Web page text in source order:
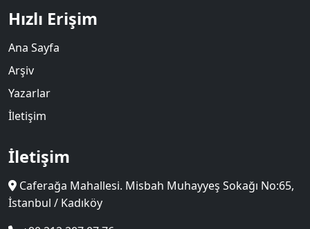
Hızlı Erişim
Ana Sayfa
Arşiv
Yazarlar
İletişim
İletişim
Caferağa Mahallesi. Misbah Muhayyeş Sokağı No:65,
İstanbul / Kadıköy